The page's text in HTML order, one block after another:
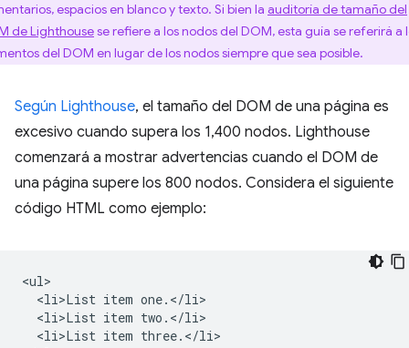
espacios en blanco y texto. Si bien la auditoría de tamaño del
de Lighthousese refiere a los nodos del DOM, esta guía se referirá a
del DOM en lugar de los nodos siempre que sea posible.
Según Lighthouse, el tamaño del DOM de una página es
excesivo cuando supera los 1,400 nodos. Lighthouse
comenzará a mostrar advertencias cuando el DOM de
una página supere los 800 nodos. Considera el siguiente
código HTML como ejemplo:
<ul>
  <li>List item one.</li>
  <li>List item two.</li>
  <li>List item three.</li>